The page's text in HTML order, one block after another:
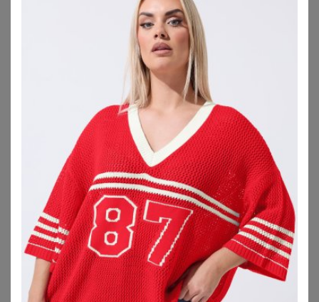
YOURS
Yours Badeanzug In Schwarz Mit Tropischem Zebraprint Und Tiefem Ausschnitt Size 42
55,00 €
ZUYOURS CLOTHING
YOURS
29,00€
ZU YOURS CLOTHING